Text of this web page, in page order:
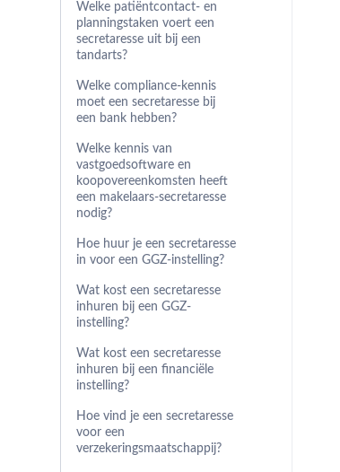
Welke patiëntcontact- en
planningstaken voert een
secretaresse uit bij een
tandarts?
Welke compliance-kennis
moet een secretaresse bij
een bank hebben?
Welke kennis van
vastgoedsoftware en
koopovereenkomsten heeft
een makelaars-secretaresse
nodig?
Hoe huur je een secretaresse
in voor een GGZ-instelling?
Wat kost een secretaresse
inhuren bij een GGZ-
instelling?
Wat kost een secretaresse
inhuren bij een financiële
instelling?
Hoe vind je een secretaresse
voor een
verzekeringsmaatschappij?